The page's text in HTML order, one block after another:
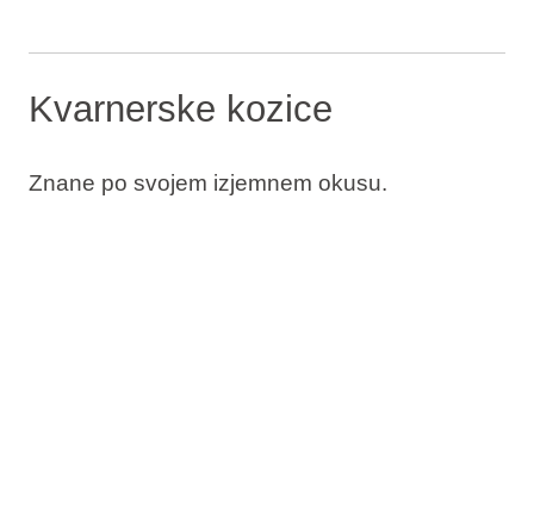
Kvarnerske kozice
Znane po svojem izjemnem okusu.